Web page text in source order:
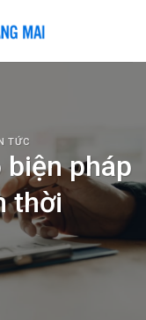
TỨC
pháp
thời